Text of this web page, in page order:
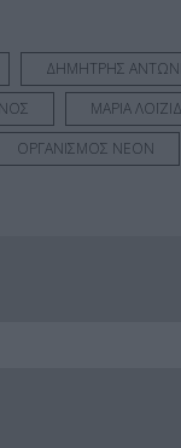
ΔΗΜΗΤΡΗΣ
ΜΑΡΙΑ
ΟΡΓΑΝΙΣΜΟΣ NEON